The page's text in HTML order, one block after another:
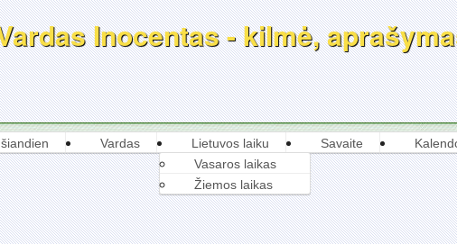
Inocentas - kilmė,
Vardas
Lietuvos laiku
Vasaros laikas
Žiemos laikas
Savaite